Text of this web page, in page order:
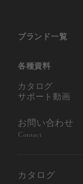
ブランド一覧
各種資料
カタログ
サポート動画
お問い合わせ
Contact
カタログ